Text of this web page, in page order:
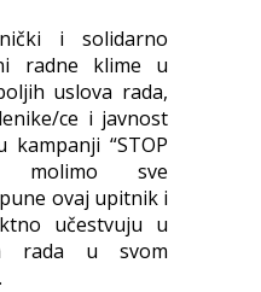
i solidarno
radne klime u
uslova rada,
ce i javnost
“STOP
molimo sve
ovaj upitnik i
učestvuju u
rada u svom